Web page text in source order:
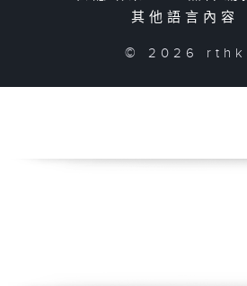
其他語言內容
© 2026